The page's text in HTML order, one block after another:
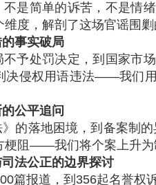
是简单的诉苦，不是情
度，解剖了这场官谣围剿
事实破局
予处罚决定，到国家市
决侵权用语违法——我们
公平追问
的落地困境，到备案制
梗阻——我们将个案上升为
法公正的边界探讨
篇报道，到356起名誉